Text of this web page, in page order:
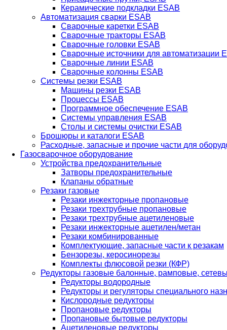
Керамические подкладки ESAB
Автоматизация сварки ESAB
Сварочные каретки ESAB
Сварочные тракторы ESAB
Сварочные головки ESAB
Сварочные источники для автоматизации
Сварочные линии ESAB
Сварочные колонны ESAB
Системы резки ESAB
Машины резки ESAB
Процессы ESAB
Программное обеспечение ESAB
Системы управления ESAB
Столы и системы очистки ESAB
Брошюры и каталоги ESAB
Расходные, запасные и прочие части для
Газосварочное оборудование
Устройства предохранительные
Затворы предохранительные
Клапаны обратные
Резаки газовые
Резаки инжекторные пропановые
Резаки трехтрубные пропановые
Резаки трехтрубные ацетиленовые
Резаки инжекторные ацетилен/метан
Резаки комбинированные
Комплектующие, запасные части к резакам
Бензорезы, керосинорезы
Комплекты флюсовой резки (КФР)
Редукторы газовые балонные, рамповые,
Редукторы водородные
Редукторы и регуляторы специального
Кислородные редукторы
Пропановые редукторы
Пропановые бытовые редукторы
Ацетиленовые редукторы